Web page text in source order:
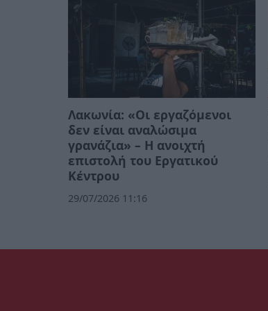
Λακωνία: «Οι εργαζόμενοι
δεν είναι αναλώσιμα
γρανάζια» – Η ανοιχτή
επιστολή του Εργατικού
Κέντρου
29/07/2026 11:16